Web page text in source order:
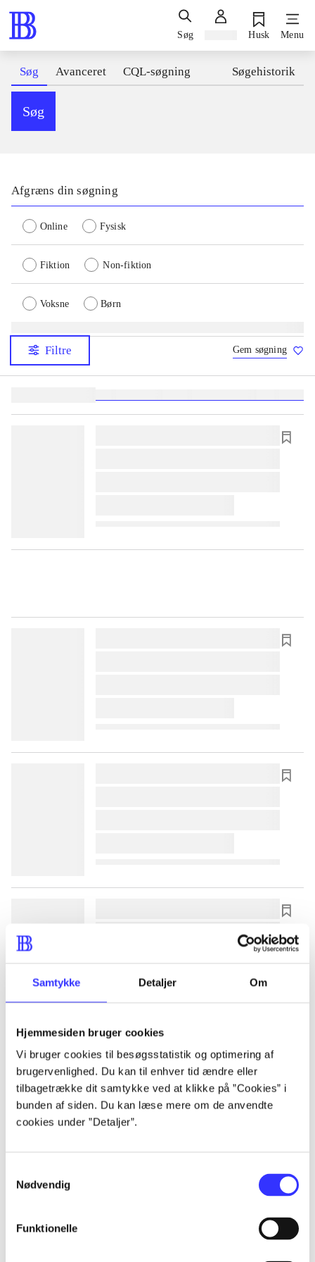
Samtykke Detaljer Om
Hjemmesiden bruger cookies
Vi bruger cookies til besøgsstatistik og optimering af
brugervenlighed. Du kan til enhver tid ændre eller
tilbagetrække dit samtykke ved at klikke på ”Cookies” i
bunden af siden. Du kan læse mere om de anvendte
cookies under ”Detaljer”.
Nødvendig
Funktionelle
Søg Husk Menu
Søg Avanceret CQL-søgning Søgehistorik
Søg
Afgræns din søgning
Online Fysisk
Fiktion Non-fiktion
Voksne Børn
Filtre Gem søgning
lorem ipsum dolor sit amet ...
lorem ipsum dolor sit amet ...
lorem ipsum dolor sit amet ...
lorem ipsum dolor sit amet ...
lorem ipsum dolor sit amet ...
lorem ipsum dolor sit amet ...
lorem ipsum dolor sit amet ...
lorem ipsum dolor sit amet ...
lorem ipsum dolor sit amet ...
lorem ipsum dolor sit amet ...
lorem ipsum dolor sit amet ...
lorem ipsum dolor sit amet ...
lorem ipsum dolor sit amet ...
lorem ipsum dolor sit amet ...